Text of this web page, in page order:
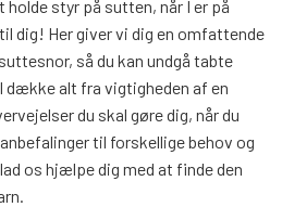
holde styr på sutten, når I er på
dig! Her giver vi dig en omfattende
så du kan undgå tabte
dække alt fra vigtigheden af en
du skal gøre dig, når du
til forskellige behov og
os hjælpe dig med at finde den